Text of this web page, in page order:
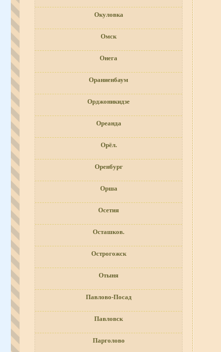
Окуловка
Омск
Онега
Ораниенбаум
Орджоникидзе
Ореанда
Орёл.
Оренбург
Орша
Осетия
Осташков.
Острогожск
Отыня
Павлово-Посад
Павловск
Парголово